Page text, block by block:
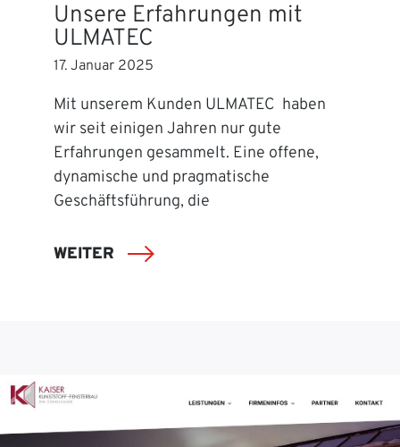
Unsere Erfahrungen mit
ULMATEC
17. Januar 2025
Mit unserem Kunden ULMATEC haben
wir seit einigen Jahren nur gute
Erfahrungen gesammelt. Eine offene,
dynamische und pragmatische
Geschäftsführung, die
WEITER